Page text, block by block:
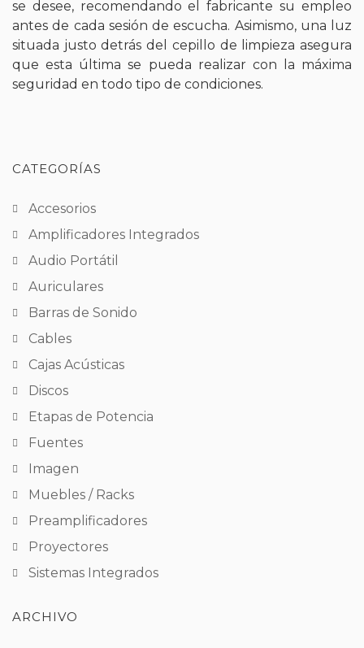
se desee, recomendando el fabricante su empleo
antes de cada sesión de escucha. Asimismo, una luz
situada justo detrás del cepillo de limpieza asegura
que esta última se pueda realizar con la máxima
seguridad en todo tipo de condiciones.
CATEGORÍAS
Accesorios
Amplificadores Integrados
Audio Portátil
Auriculares
Barras de Sonido
Cables
Cajas Acústicas
Discos
Etapas de Potencia
Fuentes
Imagen
Muebles / Racks
Preamplificadores
Proyectores
Sistemas Integrados
ARCHIVO